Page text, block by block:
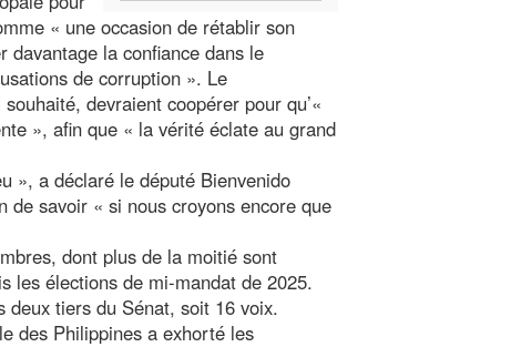
« une occasion de rétablir son
davantage la confiance dans le
de corruption ». Le
devraient coopérer pour qu’«
», afin que « la vérité éclate au grand
», a déclaré le député Bienvenido
savoir « si nous croyons encore que
dont plus de la moitié sont
les élections de mi-mandat de 2025.
deux tiers du Sénat, soit 16 voix.
des Philippines a exhorté les